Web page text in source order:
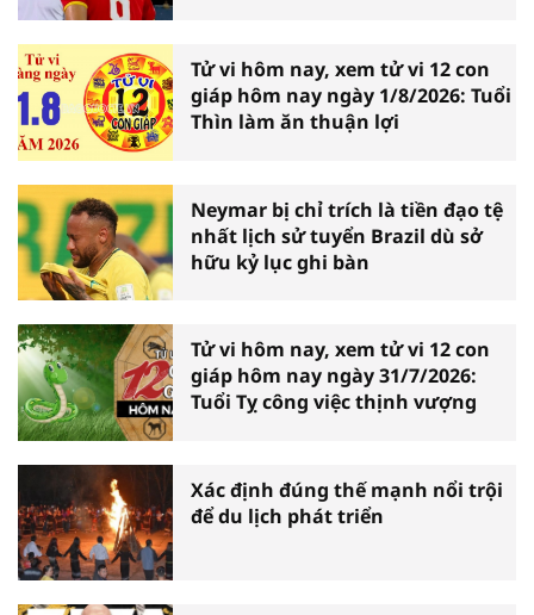
Tử vi hôm nay, xem tử vi 12 con
giáp hôm nay ngày 1/8/2026: Tuổi
Thìn làm ăn thuận lợi
Neymar bị chỉ trích là tiền đạo tệ
nhất lịch sử tuyển Brazil dù sở
hữu kỷ lục ghi bàn
Tử vi hôm nay, xem tử vi 12 con
giáp hôm nay ngày 31/7/2026:
Tuổi Tỵ công việc thịnh vượng
Xác định đúng thế mạnh nổi trội
để du lịch phát triển